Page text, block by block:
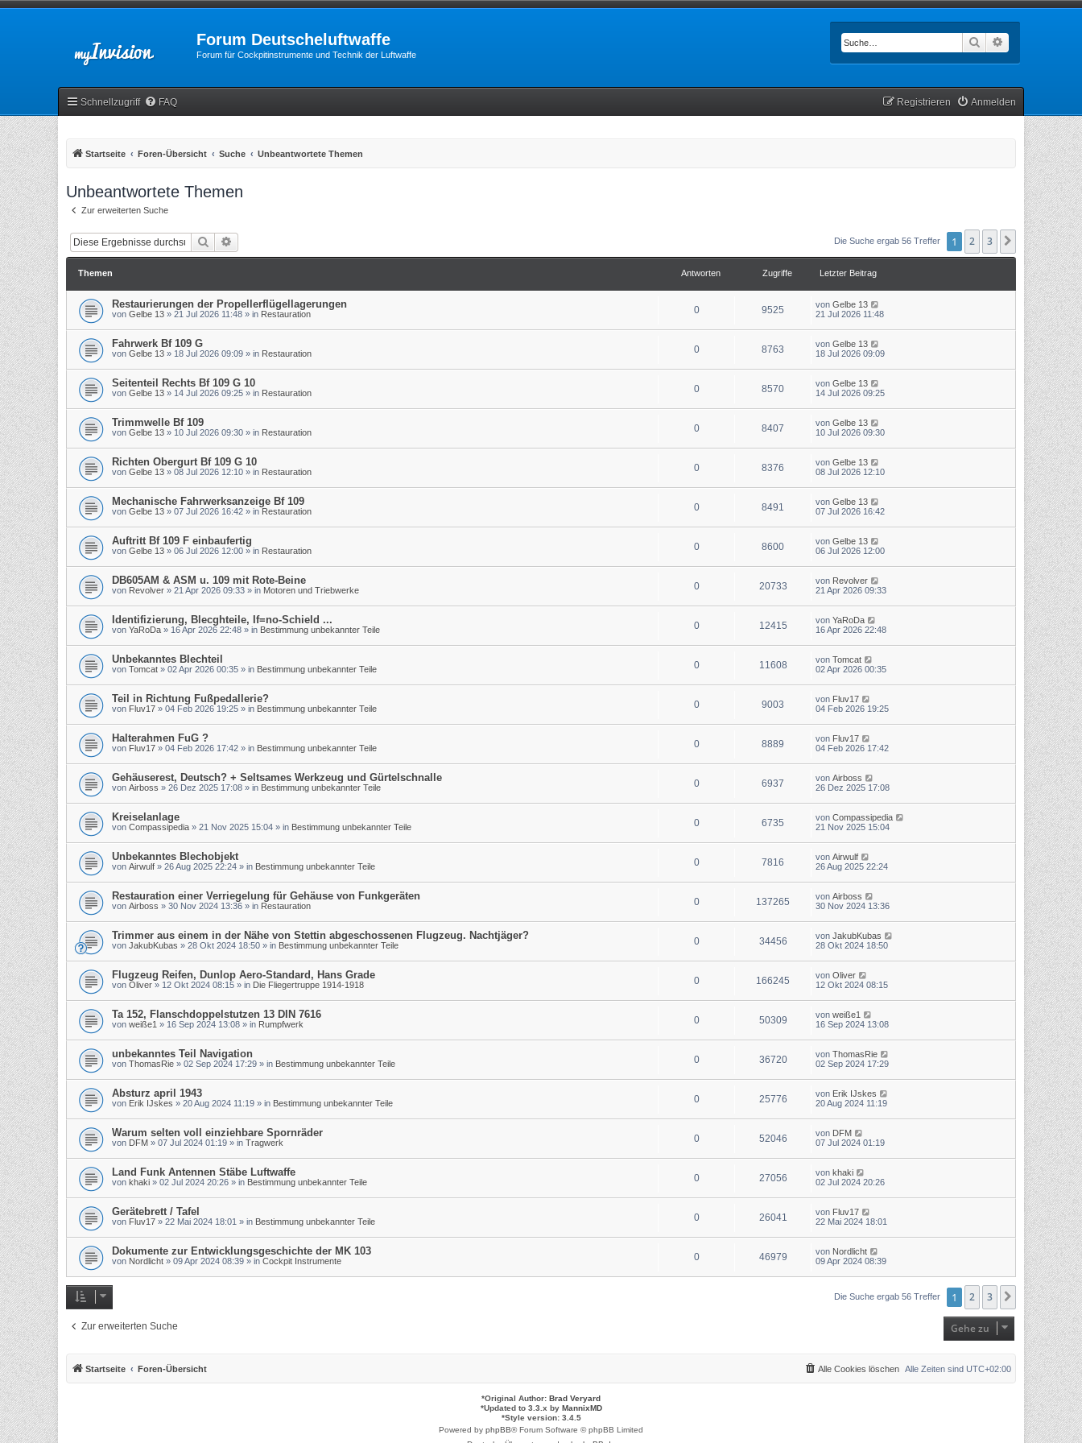
Forum Deutscheluftwaffe
Forum für Cockpitinstrumente und Technik der Luftwaffe
Suche
Schnellzugriff FAQ Anmelden
Registrieren
Startseite Foren-Übersicht Suche Unbeantwortete Themen
Unbeantwortete Themen
Zur erweiterten Suche
Suche Die Suche ergab 56 Treffer 1 2 3 Nächste
Themen Antworten Zugriffe Letzter Beitrag
Restaurierungen der Propellerflügellagerungen
von Gelbe 13 » 21 Jul 2026 11:48 » in Restauration 0 9525 von Gelbe 13
21 Jul 2026 11:48
Fahrwerk Bf 109 G
von Gelbe 13 » 18 Jul 2026 09:09 » in Restauration 0 8763 von Gelbe 13
18 Jul 2026 09:09
Seitenteil Rechts Bf 109 G 10
von Gelbe 13 » 14 Jul 2026 09:25 » in Restauration 0 8570 von Gelbe 13
14 Jul 2026 09:25
Trimmwelle Bf 109
von Gelbe 13 » 10 Jul 2026 09:30 » in Restauration 0 8407 von Gelbe 13
10 Jul 2026 09:30
Richten Obergurt Bf 109 G 10
von Gelbe 13 » 08 Jul 2026 12:10 » in Restauration 0 8376 von Gelbe 13
08 Jul 2026 12:10
Mechanische Fahrwerksanzeige Bf 109
von Gelbe 13 » 07 Jul 2026 16:42 » in Restauration 0 8491 von Gelbe 13
07 Jul 2026 16:42
Auftritt Bf 109 F einbaufertig
von Gelbe 13 » 06 Jul 2026 12:00 » in Restauration 0 8600 von Gelbe 13
06 Jul 2026 12:00
DB605AM & ASM u. 109 mit Rote-Beine
von Revolver » 21 Apr 2026 09:33 » in Motoren und Triebwerke 0 20733 von Revolver
21 Apr 2026 09:33
Identifizierung, Blecghteile, If=no-Schield ...
von YaRoDa » 16 Apr 2026 22:48 » in Bestimmung unbekannter Teile 0 12415 von YaRoDa
16 Apr 2026 22:48
Unbekanntes Blechteil
von Tomcat » 02 Apr 2026 00:35 » in Bestimmung unbekannter Teile 0 11608 von Tomcat
02 Apr 2026 00:35
Teil in Richtung Fußpedallerie?
von Fluv17 » 04 Feb 2026 19:25 » in Bestimmung unbekannter Teile 0 9003 von Fluv17
04 Feb 2026 19:25
Halterahmen FuG ?
von Fluv17 » 04 Feb 2026 17:42 » in Bestimmung unbekannter Teile 0 8889 von Fluv17
04 Feb 2026 17:42
Gehäuserest, Deutsch? + Seltsames Werkzeug und Gürtelschnalle
von Airboss » 26 Dez 2025 17:08 » in Bestimmung unbekannter Teile 0 6937 von Airboss
26 Dez 2025 17:08
Kreiselanlage
von Compassipedia » 21 Nov 2025 15:04 » in Bestimmung unbekannter Teile 0 6735 von Compassipedia
21 Nov 2025 15:04
Unbekanntes Blechobjekt
von Airwulf » 26 Aug 2025 22:24 » in Bestimmung unbekannter Teile 0 7816 von Airwulf
26 Aug 2025 22:24
Restauration einer Verriegelung für Gehäuse von Funkgeräten
von Airboss » 30 Nov 2024 13:36 » in Restauration 0 137265 von Airboss
30 Nov 2024 13:36
Trimmer aus einem in der Nähe von Stettin abgeschossenen Flugzeug. Nachtjäger?
von JakubKubas » 28 Okt 2024 18:50 » in Bestimmung unbekannter Teile 0 34456 von JakubKubas
28 Okt 2024 18:50
Flugzeug Reifen, Dunlop Aero-Standard, Hans Grade
von Oliver » 12 Okt 2024 08:15 » in Die Fliegertruppe 1914-1918 0 166245 von Oliver
12 Okt 2024 08:15
Ta 152, Flanschdoppelstutzen 13 DIN 7616
von weiße1 » 16 Sep 2024 13:08 » in Rumpfwerk 0 50309 von weiße1
16 Sep 2024 13:08
unbekanntes Teil Navigation
von ThomasRie » 02 Sep 2024 17:29 » in Bestimmung unbekannter Teile 0 36720 von ThomasRie
02 Sep 2024 17:29
Absturz april 1943
von Erik IJskes » 20 Aug 2024 11:19 » in Bestimmung unbekannter Teile 0 25776 von Erik IJskes
20 Aug 2024 11:19
Warum selten voll einziehbare Spornräder
von DFM » 07 Jul 2024 01:19 » in Tragwerk 0 52046 von DFM
07 Jul 2024 01:19
Land Funk Antennen Stäbe Luftwaffe
von khaki » 02 Jul 2024 20:26 » in Bestimmung unbekannter Teile 0 27056 von khaki
02 Jul 2024 20:26
Gerätebrett / Tafel
von Fluv17 » 22 Mai 2024 18:01 » in Bestimmung unbekannter Teile 0 26041 von Fluv17
22 Mai 2024 18:01
Dokumente zur Entwicklungsgeschichte der MK 103
von Nordlicht » 09 Apr 2024 08:39 » in Cockpit Instrumente 0 46979 von Nordlicht
09 Apr 2024 08:39
Die Suche ergab 56 Treffer 1 2 3 Nächste
Zur erweiterten Suche Gehe zu
Startseite Foren-Übersicht Alle Zeiten sind UTC+02:00
Alle Cookies löschen
*Original Author: Brad Veryard
*Updated to 3.3.x by MannixMD
*Style version: 3.4.5
Powered by phpBB® Forum Software © phpBB Limited